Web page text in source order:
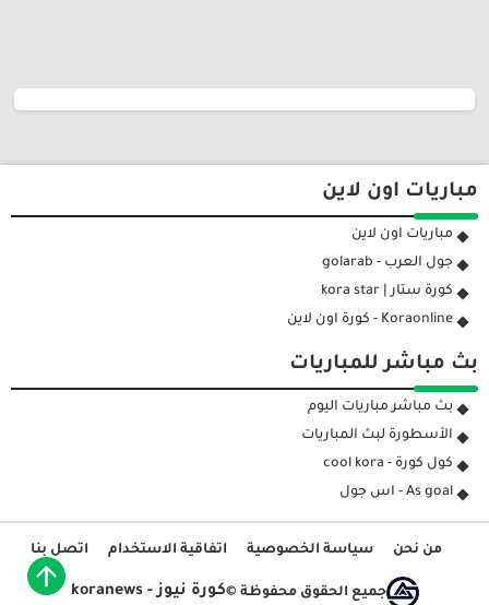
مباريات اون لاين
مباريات اون لاين
جول العرب - golarab
كورة ستار | kora star
Koraonline - كورة اون لاين
بث مباشر للمباريات
بث مباشر مباريات اليوم
الأسطورة لبث المباريات
كول كورة - cool kora
As goal - اس جول
من نحن سياسة الخصوصية اتفاقية الاستخدام اتصل بنا
جميع الحقوق محفوظة ©كورة نيوز - koranews